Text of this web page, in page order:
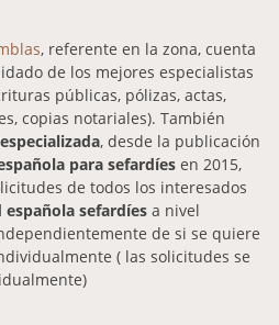
, referente en la zona, cuenta
de los mejores especialistas
públicas, pólizas, actas,
copias notariales). También
, desde la publicación
para sefardíes en 2015,
de todos los interesados
española sefardíes a nivel
de si se quiere
( las solicitudes se